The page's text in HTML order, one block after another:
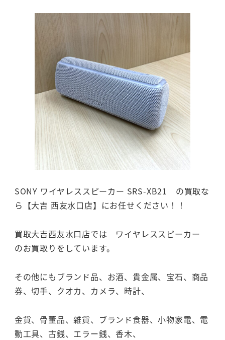
SONY ワイヤレススピーカー SRS-XB21 の買取な
ら【大吉 西友水口店】にお任せください！！
買取大吉西友水口店では ワイヤレススピーカー
のお買取りをしています。
その他にもブランド品、お酒、貴金属、宝石、商品
券、切手、クオカ、カメラ、時計、
金貨、骨董品、雑貨、ブランド食器、小物家電、電
動工具、古銭、エラー銭、香木、